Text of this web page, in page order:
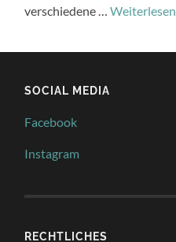
verschiedene …Weiterlesen
SOCIAL MEDIA
Facebook
Instagram
RECHTLICHES